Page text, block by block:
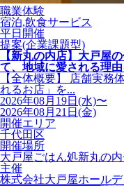
職業体験
宿泊,飲食サービス
平日開催
提案(企業課題型)
【新丸の内店】大戸屋
て、地域に愛される理
【全体概要】 店舗実務
れるお店」を...
2026年08月19日(水)〜
2026年08月21日(金)
開催エリア
千代田区
開催場所
大戸屋ごはん処新丸の
主催
株式会社大戸屋ホール